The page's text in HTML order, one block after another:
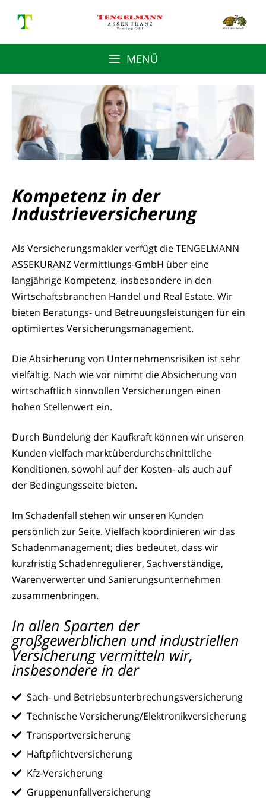
MENÜ
Kompetenz in der
Industrieversicherung
Als Versicherungsmakler verfügt die TENGELMANN
ASSEKURANZ Vermittlungs-GmbH über eine
langjährige Kompetenz, insbesondere in den
Wirtschaftsbranchen Handel und Real Estate. Wir
bieten Beratungs- und Betreuungsleistungen für ein
optimiertes Versicherungsmanagement.
Die Absicherung von Unternehmensrisiken ist sehr
vielfältig. Nach wie vor nimmt die Absicherung von
wirtschaftlich sinnvollen Versicherungen einen
hohen Stellenwert ein.
Durch Bündelung der Kaufkraft können wir unseren
Kunden vielfach marktüberdurchschnittliche
Konditionen, sowohl auf der Kosten- als auch auf
der Bedingungsseite bieten.
Im Schadenfall stehen wir unseren Kunden
persönlich zur Seite. Vielfach koordinieren wir das
Schadenmanagement; dies bedeutet, dass wir
kurzfristig Schadenregulierer, Sachverständige,
Warenverwerter und Sanierungsunternehmen
zusammenbringen.
In allen Sparten der
großgewerblichen und industriellen
Versicherung vermitteln wir,
insbesondere in der
Sach- und Betriebsunterbrechungsversicherung
Technische Versicherung/Elektronikversicherung
Transportversicherung
Haftpflichtversicherung
Kfz-Versicherung
Gruppenunfallversicherung